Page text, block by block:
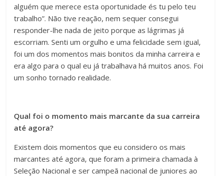
alguém que merece esta oportunidade és tu pelo teu
trabalho”. Não tive reação, nem sequer consegui
responder-lhe nada de jeito porque as lágrimas já
escorriam. Senti um orgulho e uma felicidade sem igual,
foi um dos momentos mais bonitos da minha carreira e
era algo para o qual eu já trabalhava há muitos anos. Foi
um sonho tornado realidade.
Qual foi o momento mais marcante da sua carreira
até agora?
Existem dois momentos que eu considero os mais
marcantes até agora, que foram a primeira chamada à
Seleção Nacional e ser campeã nacional de juniores ao